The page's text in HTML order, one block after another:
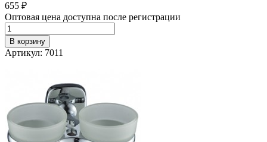
655 ₽
Оптовая цена доступна после регистрации
В корзину
Артикул: 7011